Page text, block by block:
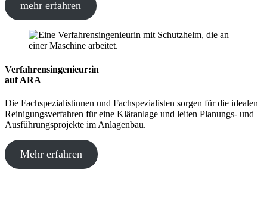
mehr erfahren
Verfahrensingenieur:in
auf ARA
Die Fachspezialistinnen und Fachspezialisten sorgen für die idealen
Reinigungsverfahren für eine Kläranlage und leiten Planungs- und
Ausführungsprojekte im Anlagenbau.
Mehr erfahren